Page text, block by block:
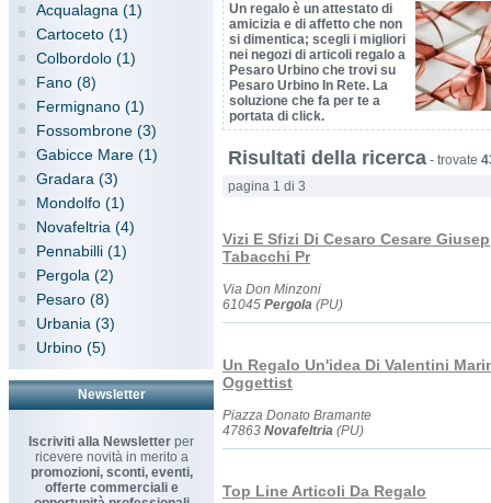
Acqualagna (1)
Cartoceto (1)
Colbordolo (1)
Fano (8)
Fermignano (1)
Fossombrone (3)
Gabicce Mare (1)
Gradara (3)
Mondolfo (1)
Novafeltria (4)
Pennabilli (1)
Pergola (2)
Pesaro (8)
Urbania (3)
Urbino (5)
Newsletter
Iscriviti alla Newsletter per
ricevere novità in merito a
promozioni, sconti, eventi,
offerte commerciali e
Un regalo è un attestato di
amicizia e di affetto che non
si dimentica; scegli i migliori
nei negozi di articoli regalo a
Pesaro Urbino che trovi su
Pesaro Urbino In Rete. La
soluzione che fa per te a
portata di click.
Risultati della ricerca - trovate
pagina 1 di 3
Vizi E Sfizi Di Cesaro Cesare
Tabacchi Pr
Via Don Minzoni
61045 Pergola (PU)
Un Regalo Un'idea Di Valentini
Oggettist
Piazza Donato Bramante
47863 Novafeltria (PU)
Top Line Articoli Da Regalo